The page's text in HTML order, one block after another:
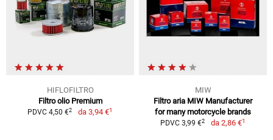
HIFLOFILTRO
Filtro olio Premium
PDVC 4,50 €2 da 3,94 €1
MIW
Filtro aria MIW Manufacturer
for many motorcycle brands
PDVC 3,99 €2 da 2,86 €1